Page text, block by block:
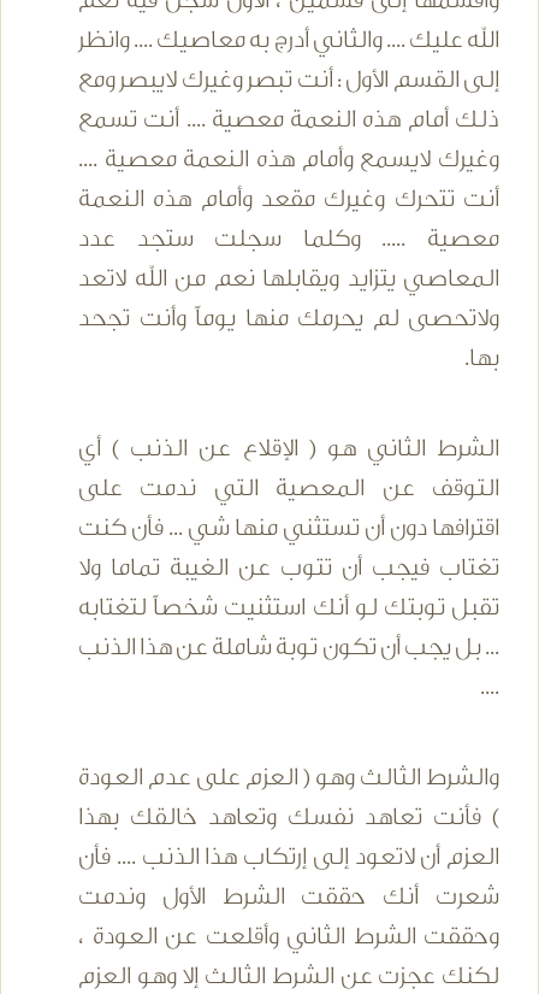
الله عليك .... والثاني أدرج به معاصيك .... وانظر
إلى القسم الأول : أنت تبصر وغيرك لايبصر ومع
ذلك أمام هذه النعمة معصية .... أنت تسمع
وغيرك لايسمع وأمام هذه النعمة معصية ....
أنت تتحرك وغيرك مقعد وأمام هذه النعمة
معصية ..... وكلما سجلت ستجد عدد
المعاصي يتزايد ويقابلها نعم من الله لاتعد
ولاتحصى لم يحرمك منها يوماً وأنت تجحد
بها.
الشرط الثاني هو ( الإقلاع عن الذنب ) أي
التوقف عن المعصية التي ندمت على
اقترافها دون أن تستثني منها شي ... فأن كنت
تغتاب فيجب أن تتوب عن الغيبة تماما ولا
تقبل توبتك لو أنك استثنيت شخصاً لتغتابه
... بل يجب أن تكون توبة شاملة عن هذا الذنب
....
والشرط الثالث وهو ( العزم على عدم العودة
) فأنت تعاهد نفسك وتعاهد خالقك بهذا
العزم أن لاتعود إلى إرتكاب هذا الذنب .... فأن
شعرت أنك حققت الشرط الأول وندمت
وحققت الشرط الثاني وأقلعت عن العودة ،
لكنك عجزت عن الشرط الثالث إلا وهو العزم